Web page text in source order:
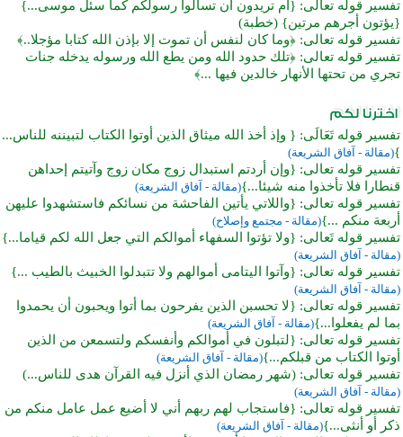
تفسير قوله تعالى: {أم تريدون أن تسألوا رسولكم كما سئل موسى...}
{يؤتون أجرهم مرتين} (خطبة)
تفسير قوله تعالى: ﴿وما كان لنفس أن تموت إلا بإذن الله كتابا مؤجلا..﴾
تفسير قوله تعالى: ﴿تلك حدود الله ومن يطع الله ورسوله يدخله جنات
تجري من تحتها الأنهار خالدين فيها ...﴾
تفسير قوله تَعَالَى: { وإذ أخذ الله ميثاق الذين أوتوا الكتاب لتبيننه للناس...
}(مقالة - آفاق الشريعة)
تفسير قوله تعالى: {وإن أردتم استبدال زوج مكان زوج وآتيتم إحداهن
قنطارا فلا تأخذوا منه شيئا...}(مقالة - آفاق الشريعة)
تفسير قوله تعالى: {واللاتي يأتين الفاحشة من نسائكم فاستشهدوا عليهن
أربعة منكم ...}(مقالة - مجتمع وإصلاح)
تفسير قوله تَعالى: {ولا تؤتوا السفهاء أموالكم التي جعل الله لكم قياما...}
(مقالة - آفاق الشريعة)
تفسير قوله تعالى: {وآتوا اليتامى أموالهم ولا تتبدلوا الخبيث بالطيب ...}
(مقالة - آفاق الشريعة)
تفسير قوله تعالى: {لا تحسبن الذين يفرحون بما أتوا ويحبون أن يحمدوا
بما لم يفعلوا...}(مقالة - آفاق الشريعة)
تفسير قوله تعالى: {لتبلون في أموالكم وأنفسكم ولتسمعن من الذين
أوتوا الكتاب من قبلكم...}(مقالة - آفاق الشريعة)
تفسير قوله تعالى: (شهر رمضان الذي أنزل فيه القرآن هدى للناس...)
(مقالة - آفاق الشريعة)
تفسير قوله تعالى: {فاستجاب لهم ربهم أني لا أضيع عمل عامل منكم من
ذكر أو أنثى...}(مقالة - آفاق الشريعة)